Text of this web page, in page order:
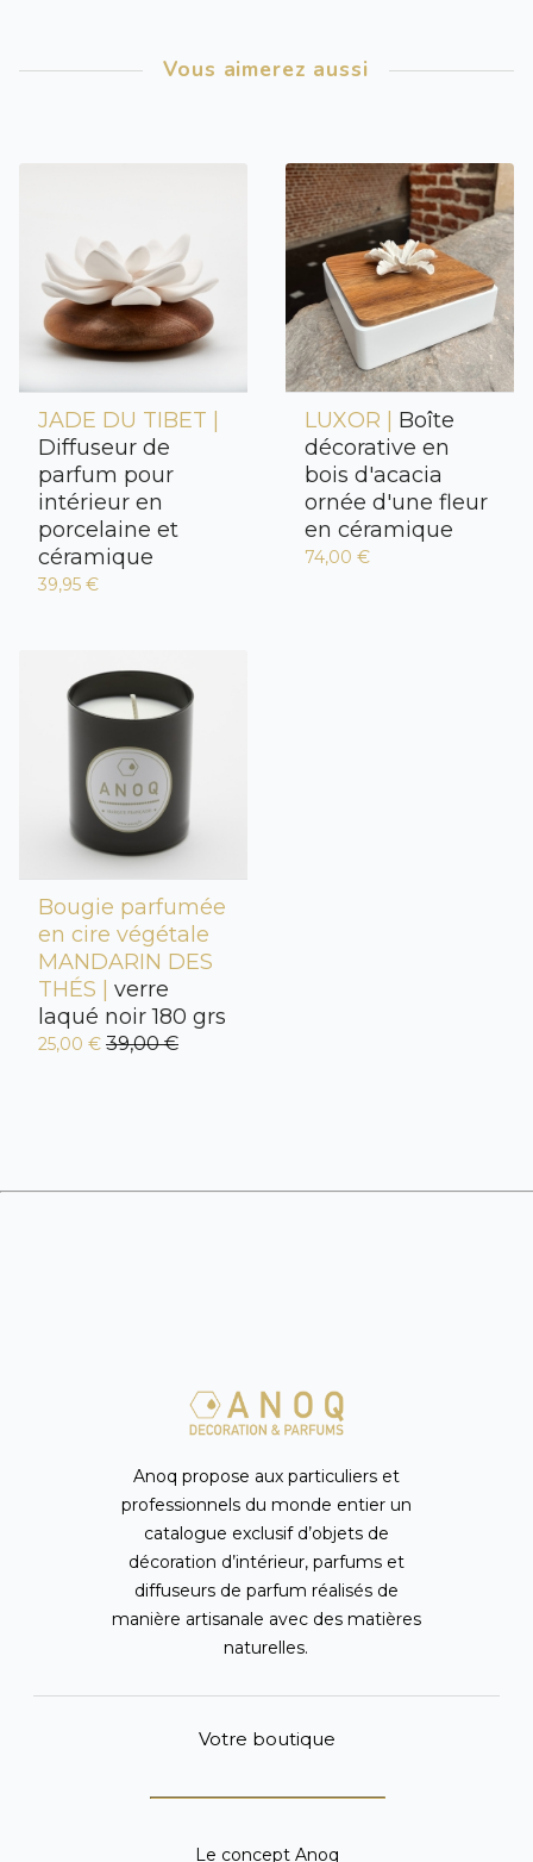
Vous aimerez aussi
JADE DU TIBET |
Diffuseur de
parfum pour
intérieur en
porcelaine et
céramique
39,95 €
LUXOR | Boîte
décorative en
bois d'acacia
ornée d'une fleur
en céramique
74,00 €
Bougie parfumée
en cire végétale
MANDARIN DES
THÉS | verre
laqué noir 180 grs
25,00 € 39,00 €
Anoq propose aux particuliers et
professionnels du monde entier un
catalogue exclusif d’objets de
décoration d’intérieur, parfums et
diffuseurs de parfum réalisés de
manière artisanale avec des matières
naturelles.
Votre boutique
Le concept Anoq